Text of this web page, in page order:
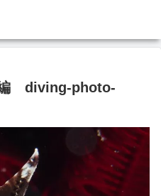
diving-photo‐